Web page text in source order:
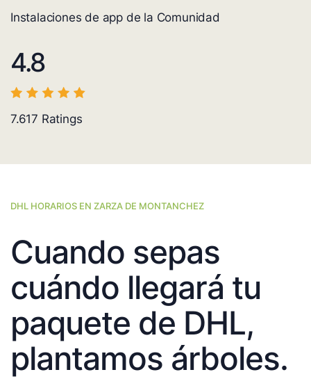
Instalaciones de app de la Comunidad
4.8
7.617 Ratings
DHL HORARIOS EN ZARZA DE MONTANCHEZ
Cuando sepas
cuándo llegará tu
paquete de DHL,
plantamos árboles.